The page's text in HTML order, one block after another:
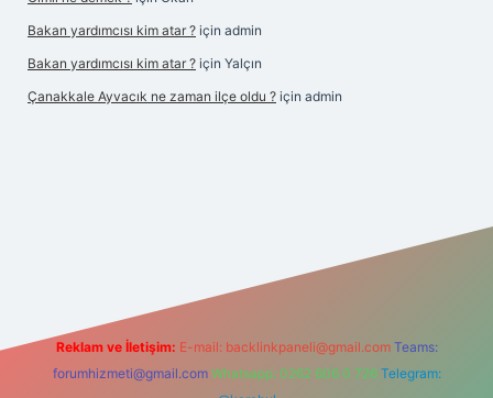
Bakan yardımcısı kim atar ? için admin
Bakan yardımcısı kim atar ? için Yalçın
Çanakkale Ayvacık ne zaman ilçe oldu ? için admin
Reklam ve İletişim: E-mail: backlinkpaneli@gmail.com Teams:
forumhizmeti@gmail.com Whatsapp: 0262 606 0 726 Telegram: